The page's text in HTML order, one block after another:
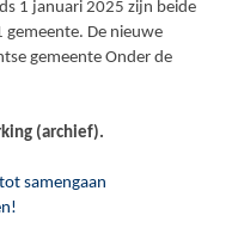
1 januari 2025 zijn beide
gemeente. De nieuwe
gemeente Onder de
(archief).
samengaan